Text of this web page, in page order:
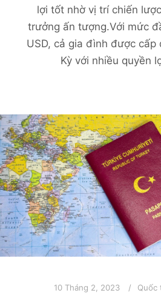
lợi tốt nhờ vị trí chiến
trưởng ấn tượng.Với mức
USD, cả gia đình được cấp
Kỳ với nhiều quyền
10 Tháng 2, 2023 Quốc